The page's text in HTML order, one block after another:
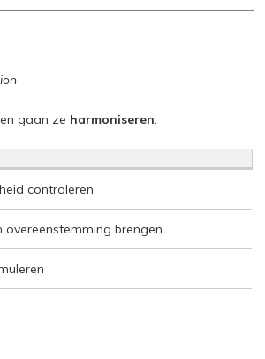
gaan ze harmoniseren.
controleren
overeenstemming brengen